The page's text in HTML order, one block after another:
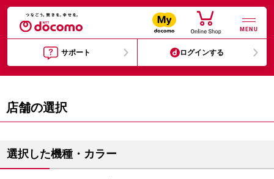
MENU
サポート ログインする
店舗の選択
選択した機種・カラー